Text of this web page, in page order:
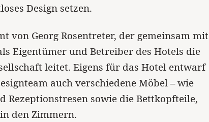
Design setzen.
von Georg Rosentreter, der gemeinsam mit
Eigentümer und Betreiber des Hotels die
leitet. Eigens für das Hotel entwarf
auch verschiedene Möbel – wie
Rezeptionstresen sowie die Bettkopfteile,
den Zimmern.